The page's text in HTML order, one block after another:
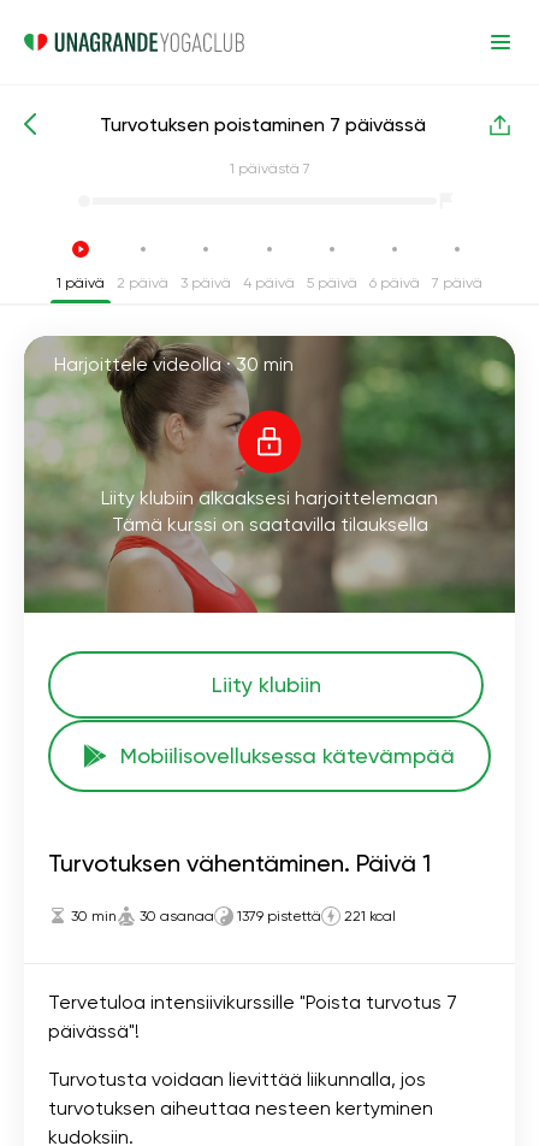
Intensiiviset joogakurssit Painonpudotus
Turvotuksen poistaminen 7 päivässä
1 päivästä 7
1 päivä 2 päivä 3 päivä 4 päivä 5 päivä 6 päivä 7 päivä
Harjoittele videolla ·30 min
Liity klubiin alkaaksesi harjoittelemaan
Tämä kurssi on saatavilla tilauksella
Liity klubiin
Mobiilisovelluksessa kätevämpää
Turvotuksen vähentäminen. Päivä 1
30 min 30 asanaa 1379 pistettä 221 kcal
Tervetuloa intensiivikurssille "Poista turvotus 7
päivässä"!
Turvotusta voidaan lievittää liikunnalla, jos
turvotuksen aiheuttaa nesteen kertyminen
kudoksiin.